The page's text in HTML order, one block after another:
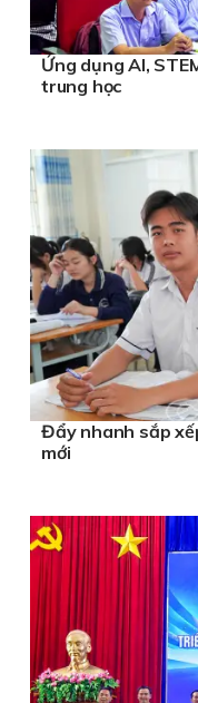
Ứng dụng AI,
trung học
Đẩy nhanh sắp
mới